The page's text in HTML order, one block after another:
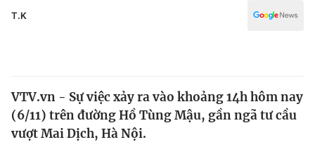
Thế giới
T.K
VTV.vn - Sự việc xảy ra vào khoảng 14h hôm nay
(6/11) trên đường Hồ Tùng Mậu, gần ngã tư cầu
vượt Mai Dịch, Hà Nội.